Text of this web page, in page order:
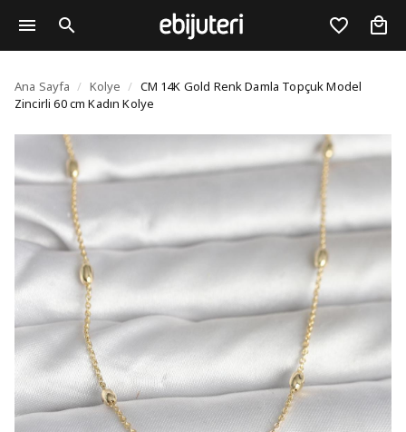
CM 14K Gold Renk
Ana Sayfa / Kolye / CM 14K Gold Renk Damla Topçuk Model
Zincirli 60 cm Kadın Kolye